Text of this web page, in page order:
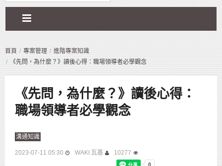
首頁 專案管理
進階專案知識
《先問，為什麼？》讀後心得：職場領導者必學觀念
《先問，為什麼？》讀後心得：
職場領導者必學觀念
溝通知識
2023-07-11 05:30 WAKI 瓦基 10277